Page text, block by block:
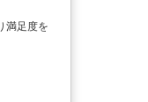
満足度を